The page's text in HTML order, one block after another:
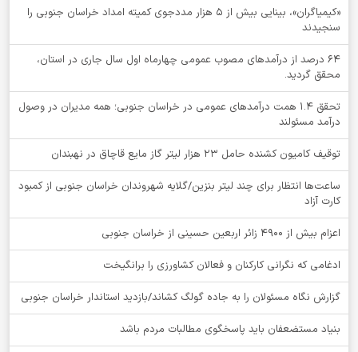
«کیمیاگران»، بینایی بیش از ۵ هزار مددجوی کمیته امداد خراسان جنوبی را
سنجیدند
64 درصد از درآمدهای مصوب عمومی چهارماه اول سال جاری در استان،
محقق گردید.
تحقق ۱.۴ همت درآمدهای عمومی در خراسان جنوبی؛ همه مدیران در وصول
درآمد مسئولند
توقيف کامیون کشنده حامل 23 هزار لیتر گاز مایع قاچاق در نهبندان
ساعت‌ها انتظار برای چند لیتر بنزین/گلایه شهروندان خراسان جنوبی از کمبود
کارت آزاد
اعزام بیش از 4900 زائر اربعین حسینی از خراسان جنوبی
ادغامی که نگرانی کارکنان و فعالان کشاورزی را برانگیخت
گزارش نگاه مسئولان را به جاده گولگ کشاند/بازدید استاندار خراسان جنوبی
بنیاد مستضعفان باید پاسخگوی مطالبات مردم باشد